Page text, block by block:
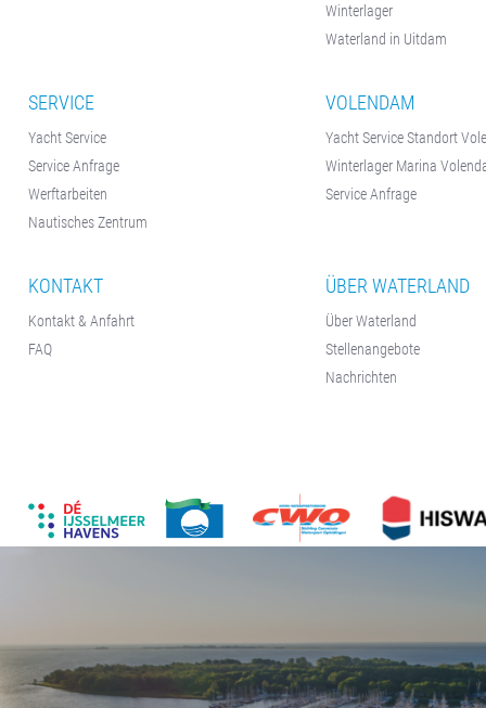
Winterlager
Waterland in Uitdam
SERVICE
Yacht Service
Service Anfrage
Werftarbeiten
Nautisches Zentrum
VOLENDAM
Yacht Service Standort
Winterlager Marina
Service Anfrage
KONTAKT
Kontakt & Anfahrt
FAQ
ÜBER WATERLAND
Über Waterland
Stellenangebote
Nachrichten